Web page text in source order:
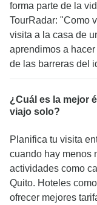
forma parte de la
TourRadar: "Como
visita a la casa de
aprendimos a
de las barreras del
¿Cuál es la mejor
viajo solo?
Planifica tu visita
cuando hay menos
actividades como
Quito. Hoteles
ofrecer mejores